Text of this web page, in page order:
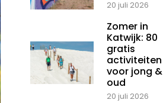
20 juli 2026
Zomer in
Katwijk: 80
gratis
activiteiten
voor jong &
oud
20 juli 2026